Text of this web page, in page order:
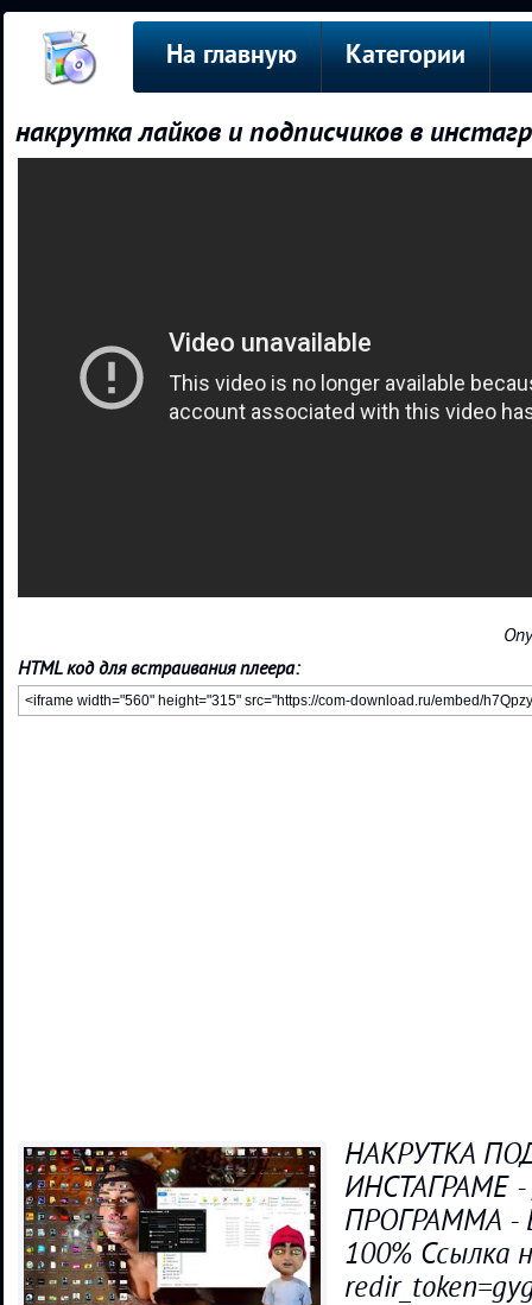
На главную Категории
накрутка лайков и подписчиков в
HTML код для встраивания плеера:
НАКРУТКА
ИНСТАГРАМЕ
ПРОГРАММА -
100% Ссылка